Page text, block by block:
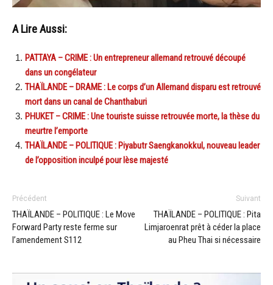
A Lire Aussi:
PATTAYA – CRIME : Un entrepreneur allemand retrouvé découpé
dans un congélateur
THAÏLANDE – DRAME : Le corps d’un Allemand disparu est retrouvé
mort dans un canal de Chanthaburi
PHUKET – CRIME : Une touriste suisse retrouvée morte, la thèse du
meurtre l’emporte
THAÏLANDE – POLITIQUE : Piyabutr Saengkanokkul, nouveau leader
de l’opposition inculpé pour lèse majesté
Précédent
THAÏLANDE – POLITIQUE : Le Move
Forward Party reste ferme sur
l’amendement S112
Suivant
THAÏLANDE – POLITIQUE : Pita
Limjaroenrat prêt à céder la place
au Pheu Thai si nécessaire